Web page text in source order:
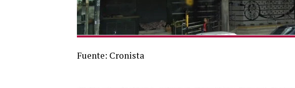
Fuente: Cronista